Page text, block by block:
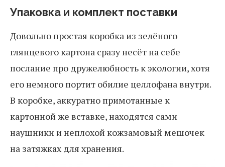
Упаковка и комплект поставки
Довольно простая коробка из зелёного
глянцевого картона сразу несёт на себе
послание про дружелюбность к экологии, хотя
его немного портит обилие целлофана внутри.
В коробке, аккуратно примотанные к
картонной же вставке, находятся сами
наушники и неплохой кожзамовый мешочек
на затяжках для хранения.